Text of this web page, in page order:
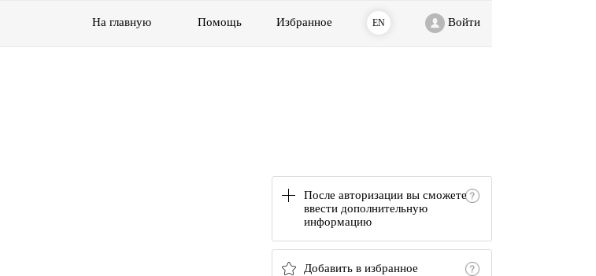
На главную Помощь Избранное EN Войти
После авторизации вы сможете
ввести дополнительную
информацию
Добавить в избранное